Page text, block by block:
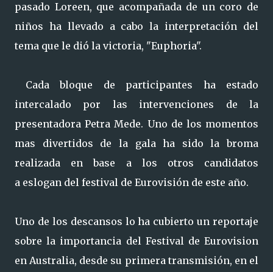
pasado Loreen, que acompañada de un coro de
niños ha llevado a cabo la interpretación del
tema que le dió la victoria, "Euphoria".
Cada bloque de participantes ha estado
intercalado por las intervenciones de la
presentadora Petra Mede. Uno de los momentos
mas divertidos de la gala ha sido la broma
realizada en base a los otros candidatos
a eslogan del festival de Eurovisión de este año.
Uno de los descansos lo ha cubierto un reportaje
sobre la importancia del Festival de Eurovision
en Australia, desde su primera transmisión, en el